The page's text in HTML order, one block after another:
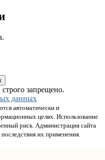
запрещено.
данных
автоматически и
целях. Использование
риск. Администрация сайта
их применения.